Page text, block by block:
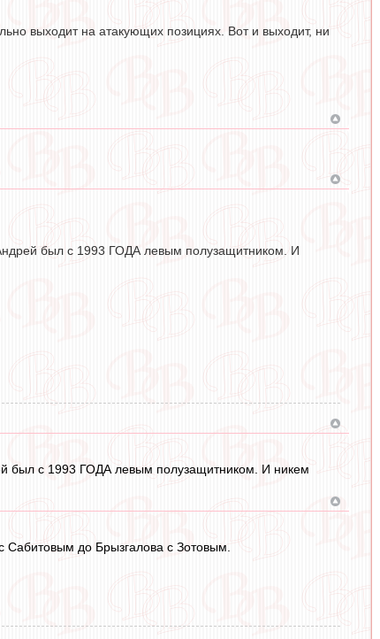
выходит на атакующих позициях. Вот и выходит, ни
был с 1993 ГОДА левым полузащитником. И
был с 1993 ГОДА левым полузащитником. И никем
Сабитовым до Брызгалова с Зотовым.